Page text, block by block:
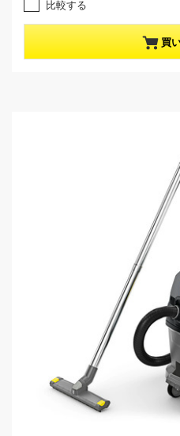
d
u
c
t
比較する
買